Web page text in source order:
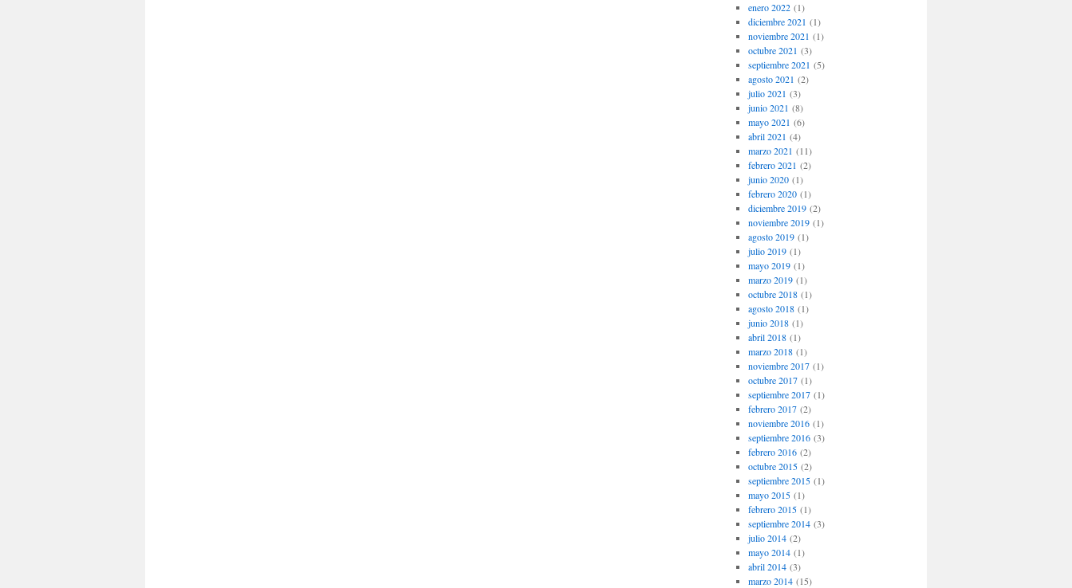
enero 2022(1)
diciembre 2021 (1)
noviembre 2021 (1)
octubre 2021 (3)
septiembre 2021 (5)
agosto 2021 (2)
julio 2021 (3)
junio 2021 (8)
mayo 2021 (6)
abril 2021 (4)
marzo 2021 (11)
febrero 2021 (2)
junio 2020(1)
febrero 2020(1)
diciembre 2019(2)
noviembre 2019(1)
agosto 2019(1)
julio 2019(1)
mayo 2019(1)
marzo 2019(1)
octubre 2018(1)
agosto 2018(1)
junio 2018(1)
abril 2018(1)
marzo 2018(1)
noviembre 2017(1)
octubre 2017(1)
septiembre 2017(1)
febrero 2017(2)
noviembre 2016(1)
septiembre 2016(3)
febrero 2016(2)
octubre 2015(2)
septiembre 2015(1)
mayo 2015(1)
febrero 2015(1)
septiembre 2014(3)
julio 2014(2)
mayo 2014(1)
abril 2014(3)
marzo 2014(15)